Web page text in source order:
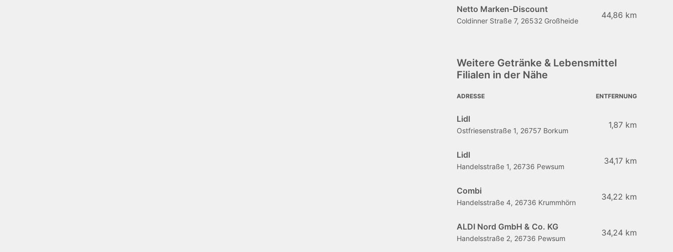
Netto Marken-Discount
Coldinner Straße 7, 26532 Großheide
44,86 km
Weitere Getränke & Lebensmittel
Filialen in der Nähe
ADRESSE ENTFERNUNG
Lidl
Ostfriesenstraße 1, 26757 Borkum
1,87 km
Lidl
Handelsstraße 1, 26736 Pewsum
34,17 km
Combi
Handelsstraße 4, 26736 Krummhörn
34,22 km
ALDI Nord GmbH & Co. KG
Handelsstraße 2, 26736 Pewsum
34,24 km